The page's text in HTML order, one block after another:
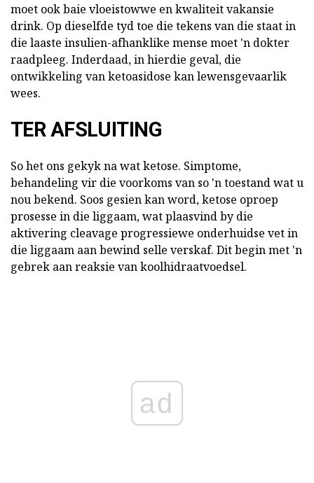
moet ook baie vloeistowwe en kwaliteit vakansie
drink. Op dieselfde tyd toe die tekens van die staat in
die laaste insulien-afhanklike mense moet 'n dokter
raadpleeg. Inderdaad, in hierdie geval, die
ontwikkeling van ketoasidose kan lewensgevaarlik
wees.
TER AFSLUITING
So het ons gekyk na wat ketose. Simptome,
behandeling vir die voorkoms van so 'n toestand wat u
nou bekend. Soos gesien kan word, ketose oproep
prosesse in die liggaam, wat plaasvind by die
aktivering cleavage progressiewe onderhuidse vet in
die liggaam aan bewind selle verskaf. Dit begin met 'n
gebrek aan reaksie van koolhidraatvoedsel.
ad